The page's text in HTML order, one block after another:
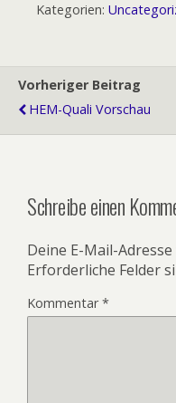
Kategorien:
Vorheriger Beitrag
HEM-Quali Vorschau
Schreibe einen
Deine E-Mail-
Erforderliche Felder
Kommentar*